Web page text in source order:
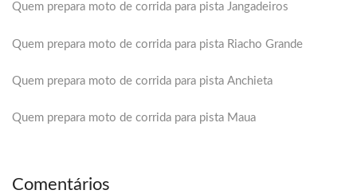
Quem prepara moto de corrida para pista Jangadeiros
Quem prepara moto de corrida para pista Riacho Grande
Quem prepara moto de corrida para pista Anchieta
Quem prepara moto de corrida para pista Maua
Comentários